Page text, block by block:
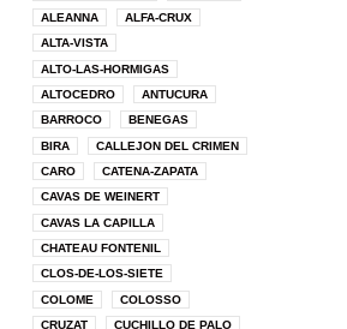
ALEANNA
ALFA-CRUX
ALTA-VISTA
ALTO-LAS-HORMIGAS
ALTOCEDRO
ANTUCURA
BARROCO
BENEGAS
BIRA
CALLEJON DEL CRIMEN
CARO
CATENA-ZAPATA
CAVAS DE WEINERT
CAVAS LA CAPILLA
CHATEAU FONTENIL
CLOS-DE-LOS-SIETE
COLOME
COLOSSO
CRUZAT
CUCHILLO DE PALO